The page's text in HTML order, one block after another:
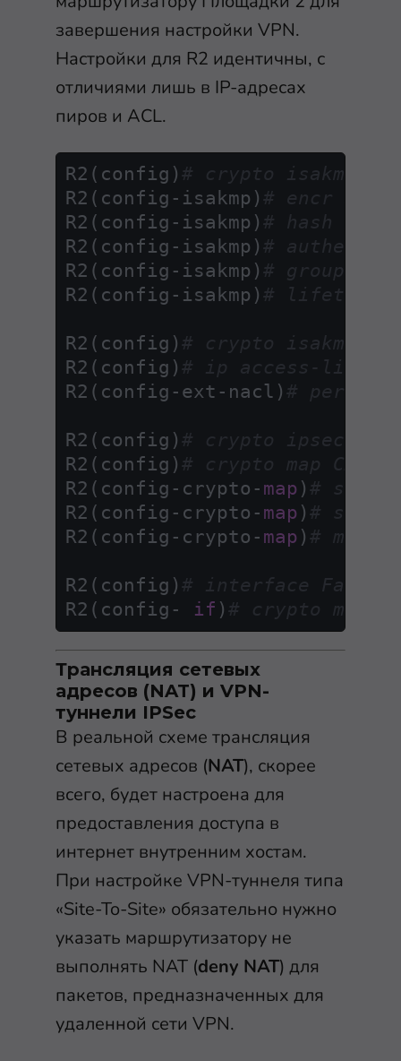
завершения настройки VPN.
Настройки для R2 идентичны, с
отличиями лишь в IP-адресах
пиров и ACL.
R2(config) # crypto isakmp
R2(config-isakmp) # encr 3des
R2(config-isakmp) # hash md5
R2(config-isakmp) #
R2(config-isakmp) # group 2
R2(config-isakmp) # lifetime
R2(config) # crypto isakmp
R2(config) # ip access-list
R2(config-ext-nacl) # permit
R2(config) # crypto ipsec
R2(config) # crypto map CMAP
R2(config-crypto- map ) # set
R2(config-crypto- map ) # set
R2(config-crypto- map ) # match
R2(config) # interface
R2(config- if ) # crypto map
Трансляция сетевых
адресов (NAT) и VPN-
туннели IPSec
В реальной схеме трансляция
сетевых адресов (NAT), скорее
всего, будет настроена для
предоставления доступа в
интернет внутренним хостам.
При настройке VPN-туннеля типа
«Site-To-Site» обязательно нужно
указать маршрутизатору не
выполнять NAT (deny NAT) для
пакетов, предназначенных для
удаленной сети VPN.